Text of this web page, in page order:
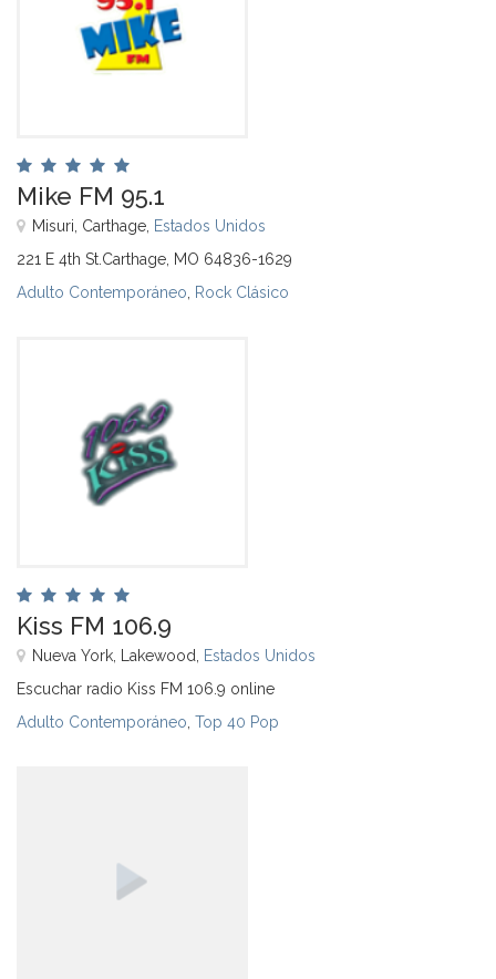
Mike FM 95.1
Misuri, Carthage, Estados Unidos
221 E 4th St.Carthage, MO 64836-1629
Adulto Contemporáneo Rock Clásico
Kiss FM 106.9
Nueva York, Lakewood, Estados Unidos
Escuchar radio Kiss FM 106.9 online
Adulto Contemporáneo Top 40 Pop